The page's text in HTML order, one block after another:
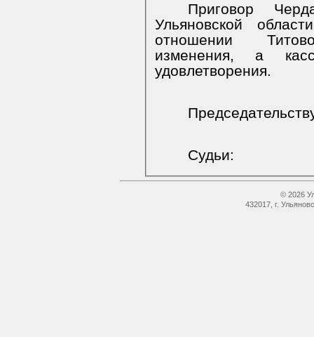
Приговор
Ульяновской
отношении
изменения, а
удовлетворения.
Судьи:
© 2026
432017, г.